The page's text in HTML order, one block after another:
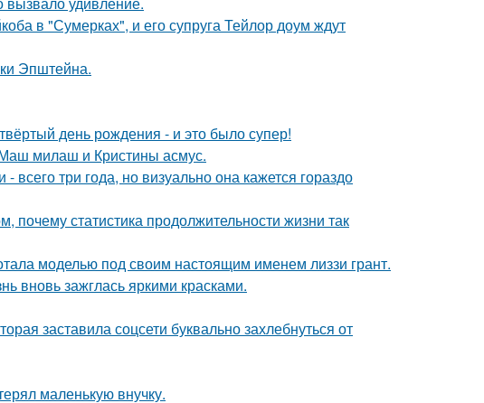
в "Сумерках", и его супруга Тейлор доум ждут
Эпштейна.
день рождения - и это было супер!
милаш и Кристины асмус.
три года, но визуально она кажется гораздо
почему статистика продолжительности жизни так
моделью под своим настоящим именем лиззи грант.
вновь зажглась яркими красками.
заставила соцсети буквально захлебнуться от
маленькую внучку.